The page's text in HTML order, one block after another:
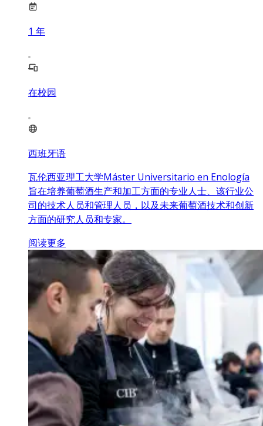
1 年
在校园
西班牙语
瓦伦西亚理工大学Máster Universitario en Enología
旨在培养葡萄酒生产和加工方面的专业人士、该行业公
司的技术人员和管理人员，以及未来葡萄酒技术和创新
方面的研究人员和专家。
阅读更多